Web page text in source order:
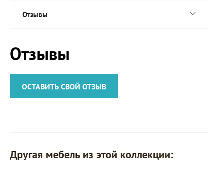
Отзывы
Отзывы
ОСТАВИТЬ СВОЙ ОТЗЫВ
Другая мебель из этой коллекции: